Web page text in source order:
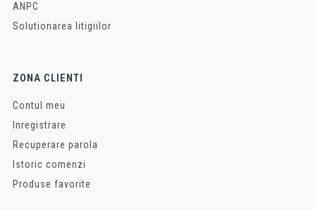
ANPC
Solutionarea litigiilor
ZONA CLIENTI
Contul meu
Inregistrare
Recuperare parola
Istoric comenzi
Produse favorite